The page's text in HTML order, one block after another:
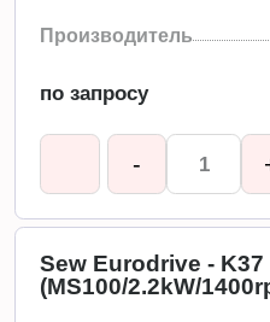
Производитель
по запросу
-
Sew Eurodrive - K37
(MS100/2.2kW/